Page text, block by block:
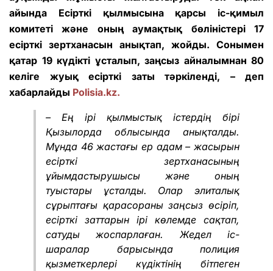
айында Есірткі қылмысына қарсы іс-қимыл
комитеті және оның аумақтық бөліністері 17
есірткі зертханасын анықтап, жойды. Сонымен
қатар 19 күдікті ұсталып, заңсыз айналымнан 80
келіге жуық есірткі заты тәркіленді, – деп
хабарлайды Polisia.kz.
– Ең ірі қылмыстық істердің бірі
Қызылорда облысында анықталды.
Мұнда 46 жастағы ер адам – жасырын
есірткі зертханасының
ұйымдастырушысы және оның
туыстары ұсталды. Олар элиталық
сұрыптағы қарасораны заңсыз өсіріп,
есірткі заттарын ірі көлемде сақтап,
сатуды жоспарлаған. Жедел іс-
шаралар барысында полиция
қызметкерлері күдіктінің бітпеген